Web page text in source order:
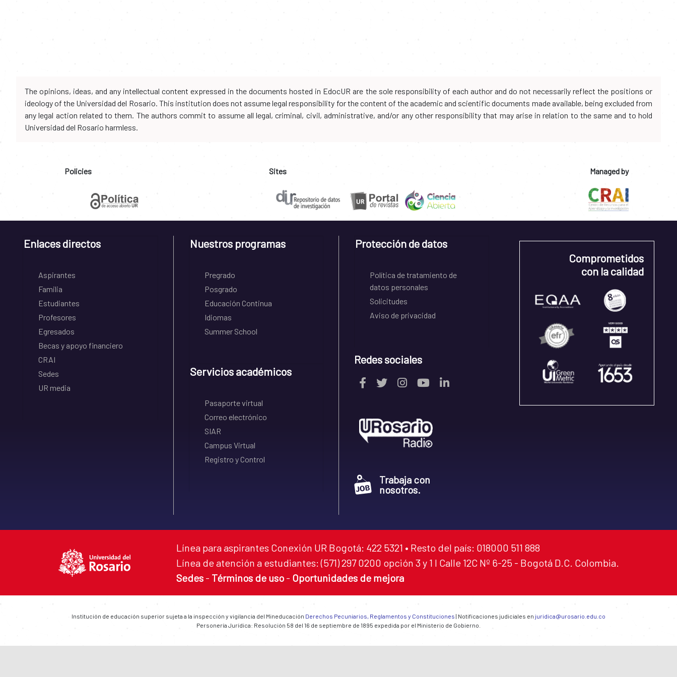
The opinions, ideas, and any intellectual content expressed in the documents hosted in EdocUR are the sole responsibility of each author and do not necessarily reflect the positions or
ideology of the Universidad del Rosario. This institution does not assume legal responsibility for the content of the academic and scientific documents made available, being excluded from
any legal action related to them. The authors commit to assume all legal, criminal, civil, administrative, and/or any other responsibility that may arise in relation to the same and to hold
Universidad del Rosario harmless.
Policies Sites Managed by
Enlaces directos
Aspirantes
Familia
Estudiantes
Profesores
Egresados
Becas y apoyo financiero
CRAI
Sedes
UR media
Nuestros programas
Pregrado
Posgrado
Educación Continua
Idiomas
Summer School
Servicios académicos
Pasaporte virtual
Correo electrónico
SIAR
Campus Virtual
Registro y Control
Protección de datos
Política de tratamiento de
datos personales
Solicitudes
Aviso de privacidad
Redes sociales
Trabaja con
nosotros.
Comprometidos
con la calidad
Línea para aspirantes Conexión UR Bogotá: 422 5321 • Resto del país: 018000 511 888
Línea de atención a estudiantes: (571) 297 0200 opción 3 y 1 I Calle 12C Nº 6-25 - Bogotá D.C. Colombia.
Sedes - Términos de uso - Oportunidades de mejora
Institución de educación superior sujeta a la inspección y vigilancia del Mineducación Derechos Pecuniarios, Reglamentos y Constituciones | Notificaciones judiciales en juridica@urosario.edu.co
Personería Jurídica: Resolución 58 del 16 de septiembre de 1895 expedida por el Ministerio de Gobierno.